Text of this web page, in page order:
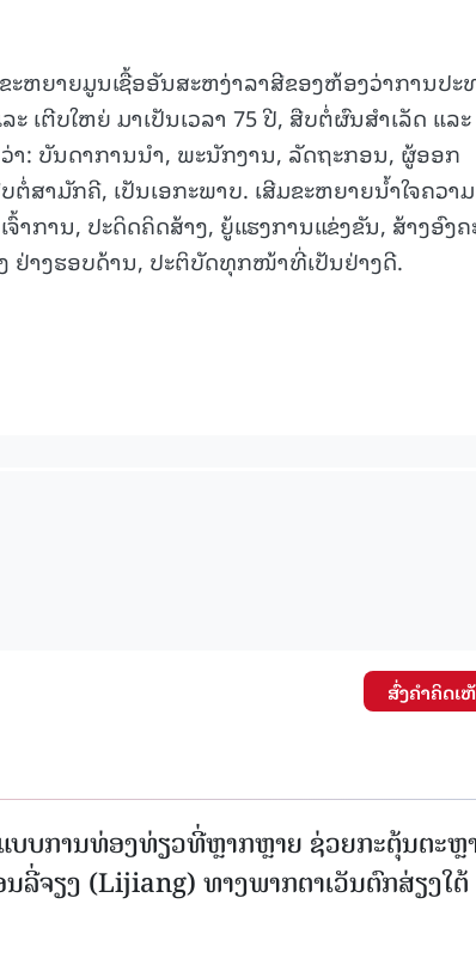
ະຫຍາຍມູນເຊື້ອອັນສະຫງ່າລາສີຂອງຫ້ອງວ່າການປະ
ເຕີບໃຫຍ່ ມາເປັນເວລາ 75 ປີ, ສືບຕໍ່ຜົນສຳເລັດ ແລະ
າ: ບັນດາການນໍາ, ພະນັກງານ, ລັດຖະກອນ, ຜູ້ອອກ
ສາມັກຄີ, ເປັນເອກະພາບ. ເສີມຂະຫຍາຍນ້ຳໃຈຄວາມ
າການ, ປະດິດຄິດສ້າງ, ຍູ້ແຮງການແຂ່ງຂັນ, ສ້າງອົງຄ
ຢ່າງຮອບດ້ານ, ປະຕິບັດທຸກໜ້າທີ່ເປັນຢ່າງດີ.
ສົ່ງຄໍາຄິດເ
ບບການທ່ອງທ່ຽວທີ່ຫຼາກຫຼາຍ ຊ່ວຍກະຕຸ້ນຕະຫຼ
ລີ່ຈຽງ (Lijiang) ທາງພາກຕາເວັນຕົກສ່ຽງໃຕ້
15.039(06-08-